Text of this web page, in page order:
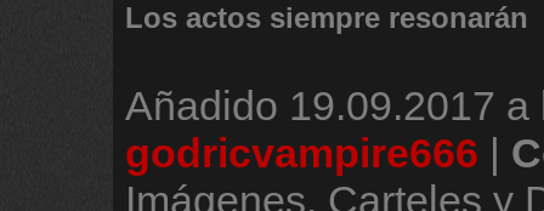
Los actos siempre resonarán
Añadido 19.09.2017 a
godricvampire666 |
Imágenes, Carteles y